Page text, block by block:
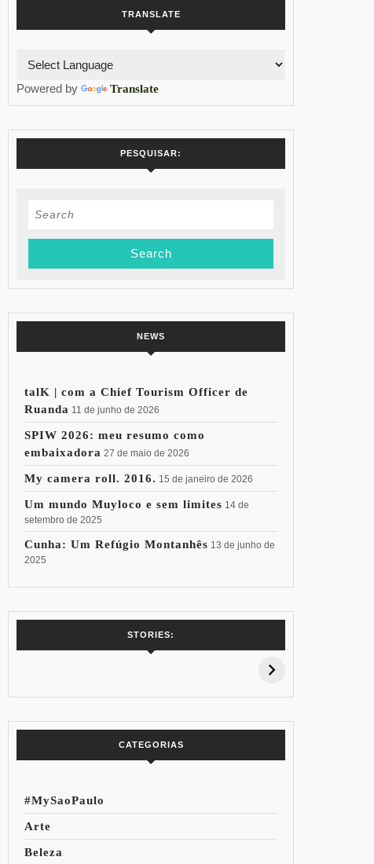
TRANSLATE
Powered by Translate
PESQUISAR:
Search
NEWS
talK | com a Chief Tourism Officer de
Ruanda 11 de junho de 2026
SPIW 2026: meu resumo como
embaixadora 27 de maio de 2026
My camera roll. 2016. 15 de janeiro de 2026
Um mundo Muyloco e sem limites 14 de
setembro de 2025
Cunha: Um Refúgio Montanhês 13 de junho de
2025
STORIES:
7 Vinhos com +
15% de
Pessoal: Os
CATEGORIAS
#MySaoPaulo
Arte
Beleza